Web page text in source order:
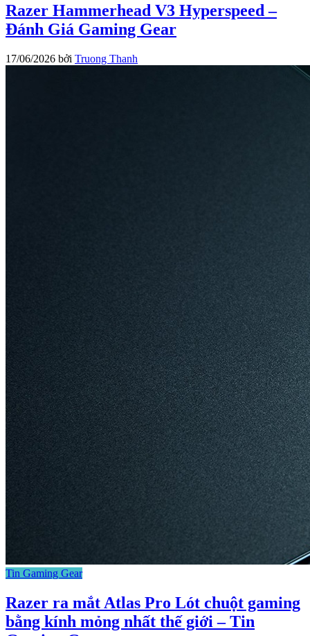
Razer Hammerhead V3 Hyperspeed –
Đánh Giá Gaming Gear
17/06/2026 bởi Truong Thanh
Tin Gaming Gear
Razer ra mắt Atlas Pro Lót chuột gaming
bằng kính mỏng nhất thế giới – Tin